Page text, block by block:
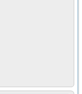
скорости подвижного
Nl SCXI для
сварных
зрения в
системы для
комплекс аппаратуры для
процессов ДВС в
систем передачи данных